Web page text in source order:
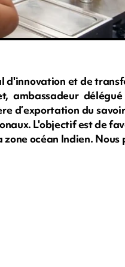
d'innovation et de
ambassadeur
d’exportation du
L'objectif est de
océan Indien. Nous